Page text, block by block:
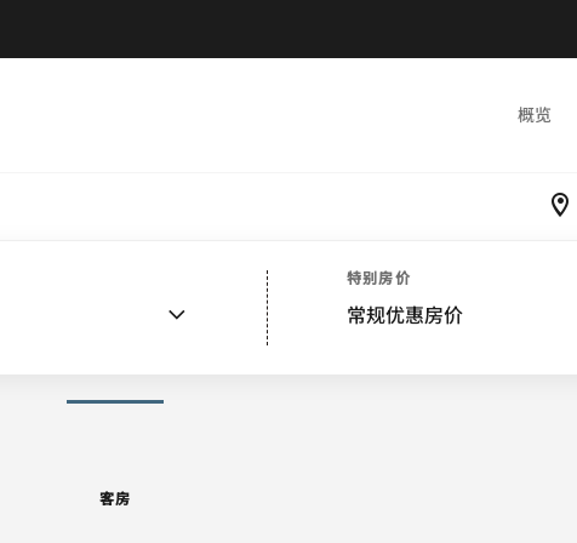
概览
特别房价
常规优惠房价
客房